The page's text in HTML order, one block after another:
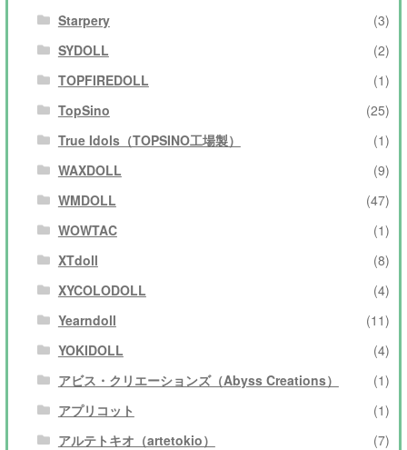
Starpery
(3)
SYDOLL
(2)
TOPFIREDOLL
(1)
TopSino
(25)
True Idols（TOPSINO工場製）
(1)
WAXDOLL
(9)
WMDOLL
(47)
WOWTAC
(1)
XTdoll
(8)
XYCOLODOLL
(4)
Yearndoll
(11)
YOKIDOLL
(4)
アビス・クリエーションズ（Abyss Creations）
(1)
アプリコット
(1)
アルテトキオ（artetokio）
(7)